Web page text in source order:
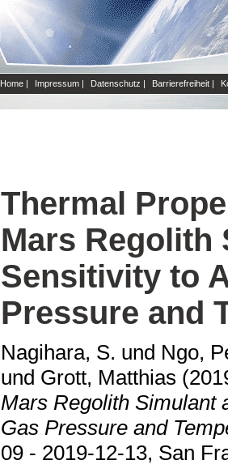
Home | Impressum | Datenschutz | Barrierefreiheit |
Thermal
Mars Regolith
Sensitivity to
Pressure and
Nagihara, S. und Ngo,
und Grott, Matthias
Mars Regolith Simulant
Gas Pressure and
09 - 2019-12-13, San